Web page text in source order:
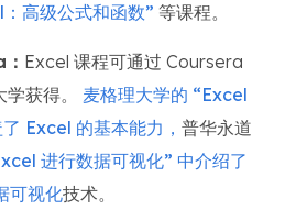
高级公式和函数” 等课程。
Excel 课程可通过 Coursera
获得。 麦格理大学的 “Excel
Excel 的基本能力， 普华永道
进行数据可视化” 中介绍了
可视化技术。